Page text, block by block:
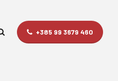
+385 99 3679 460